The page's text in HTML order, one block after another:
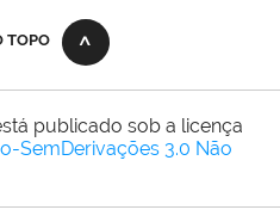
TOPO
publicado sob a licença
SemDerivações 3.0 Não